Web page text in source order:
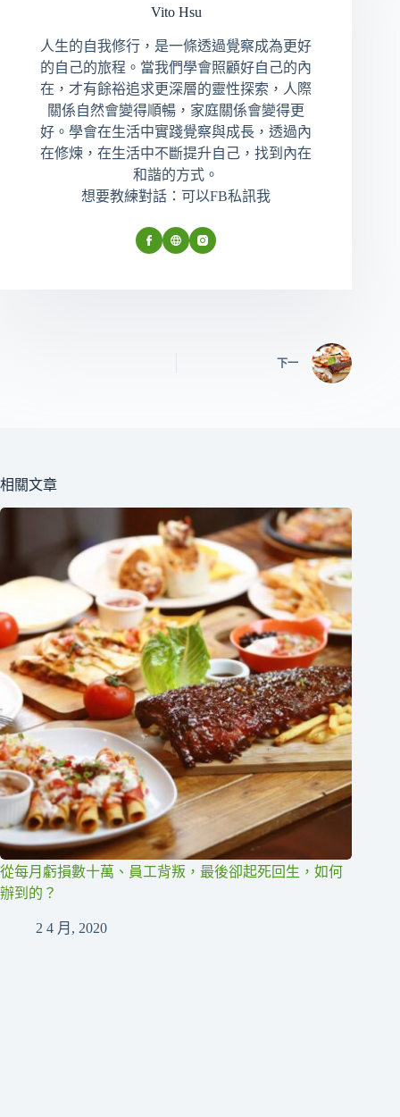
Vito Hsu
人生的自我修行，是一條透過覺察成為更好
的自己的旅程。當我們學會照顧好自己的內
在，才有餘裕追求更深層的靈性探索，人際
關係自然會變得順暢，家庭關係會變得更
好。學會在生活中實踐覺察與成長，透過內
在修煉，在生活中不斷提升自己，找到內在
和諧的方式。
想要教練對話：可以FB私訊我
下一
相關文章
從每月虧損數十萬、員工背叛，最後卻起死回生，如何
辦到的？
2 4 月, 2020